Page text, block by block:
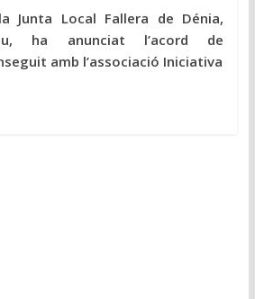
Junta Local Fallera de Dénia,
ha anunciat l’acord de
amb l’associació Iniciativa